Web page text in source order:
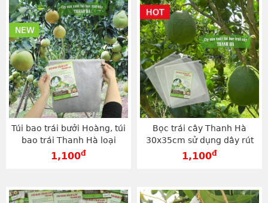
Túi bao trái bưởi Hoàng, túi
bao trái Thanh Hà loại
30x35cm - TV3035
1,100đ
NEW
Bọc trái cây Thanh Hà
30x35cm sử dụng dây rút
chất lượng cao - TV3035
1,100đ
HOT